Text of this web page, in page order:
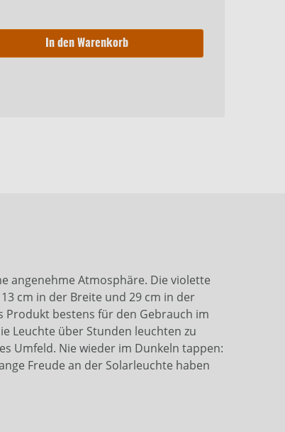
In den Warenkorb
angenehme Atmosphäre. Die violette
cm in der Breite und 29 cm in der
Produkt bestens für den Gebrauch im
Leuchte über Stunden leuchten zu
Umfeld. Nie wieder im Dunkeln tappen:
Freude an der Solarleuchte haben